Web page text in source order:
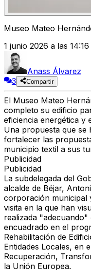
Museo Mateo
1 junio 2026 a las 14:16
Anass Álvarez
3
Compartir
El Museo Mateo
completo su edificio
eficiencia energética y
Una propuesta que se
fortalecer las
municipio textil a sus
Publicidad
Publicidad
La subdelegada del
alcalde de Béjar,
corporación municipal
visita en la que han
realizada "adecuando"
encuadrado en el
Rehabilitación de
Entidades Locales, en
Recuperación,
la Unión Europea.